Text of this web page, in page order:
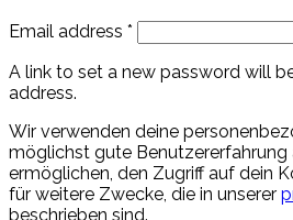
Email address *
A link to set a new password will
address.
Wir verwenden deine
möglichst gute Benutzererfahrung
ermöglichen, den Zugriff auf dein
für weitere Zwecke, die in unserer
beschrieben sind.